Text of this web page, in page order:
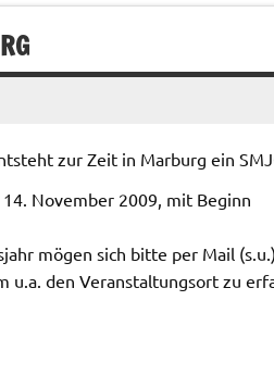
zur Zeit in Marburg ein
November 2009, mit Beginn
mögen sich bitte per Mail
u.a. den Veranstaltungsort zu